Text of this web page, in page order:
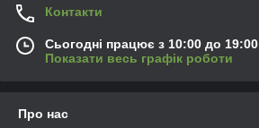
Контакти
Сьогодні працює з 10:00 до 19:00
Показати весь графік роботи
Про нас